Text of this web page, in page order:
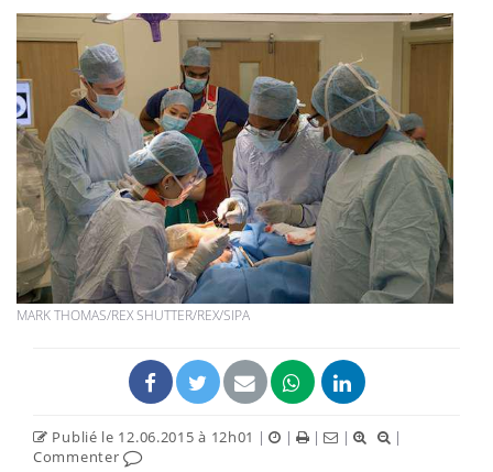
MARK THOMAS/REX SHUTTER/REX/SIPA
Publié le 12.06.2015 à 12h01 | | | |
|
Commenter